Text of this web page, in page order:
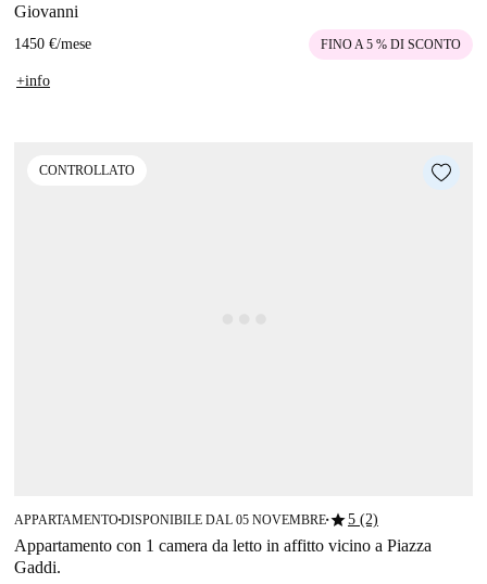
Giovanni
1450 €/mese FINO A 5 % DI SCONTO
+info
CONTROLLATO
APPARTAMENTO■DISPONIBILE DAL 05 NOVEMBRE■star5 (2)
Appartamento con 1 camera da letto in affitto vicino a Piazza
Gaddi.